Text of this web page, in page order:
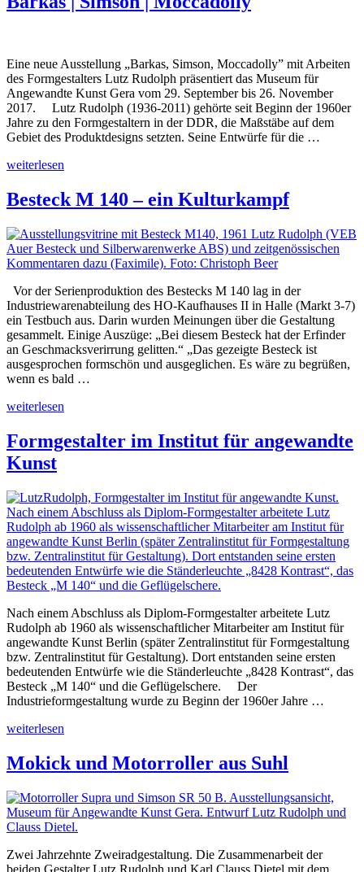
Eine neue Ausstellung „Barkas, Simson, Moccadolly” mit Arbeiten
des Formgestalters Lutz Rudolph präsentiert das Museum für
Angewandte Kunst Gera vom 29. September bis 26. November
2017. Lutz Rudolph (1936-2011) gehörte seit Beginn der 1960er
Jahre zu den Formgestaltern in der DDR, die Maßstäbe auf dem
Gebiet des Produktdesigns setzten. Seine Entwürfe für die …
„Barkas
Simson
|
weiterlesen
Besteck M 140 – ein Kulturkampf
Vor der Serienproduktion des Bestecks M 140 lag in der
Industriewarenabteilung des HO-Kaufhauses II in Halle (Markt 3-7)
ein Testbuch aus. Darin wurden Meinungen über die Gestaltung
gesammelt. Einige Auszüge: „Bei diesem Besteck hat der Erfinder
an Geschmacksverirrung gelitten.“ „Das gezeigte Besteck ist
ausgesprochen formschön und ausgeglichen. Es wäre zu begrüßen,
wenn es bald …
„Besteck
140
–
ein
weiterlesen
Formgestalter im Institut für angewandte
Kunst
Nach einem Abschluss als Diplom-Formgestalter arbeitete Lutz
Rudolph ab 1960 als wissenschaftlicher Mitarbeiter am Institut für
angewandte Kunst Berlin (später Zentralinstitut für Formgestaltung
bzw. Zentralinstitut für Gestaltung). Dort entstanden seine ersten
bedeutenden Entwürfe wie die Ständerleuchte „8428 Kontrast“, das
Besteck „M 140“ und die Geflügelschere. Der
Industrieformgestaltung wurde zu Beginn der 1960er Jahre …
„Formgestalter
Institut
für
Kunst“
weiterlesen
Mokick und Motorroller aus Suhl
Zwei Jahrzehnte Zweiradgestaltung. Die Zusammenarbeit der
beiden Gestalter Lutz Rudolph und Karl Clauss Dietel mit dem